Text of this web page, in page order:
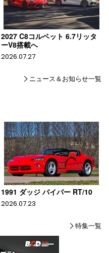
2027 C8コルベット 6.7リッタ
ーV8搭載へ
2026.07.27
ニュース＆お知らせ一覧
1991 ダッジ バイパー RT/10
2026.07.23
特集一覧